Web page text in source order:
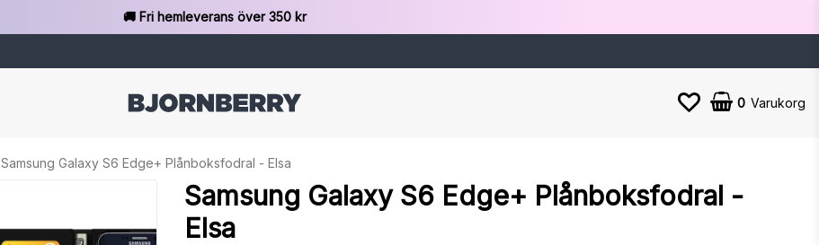
🚚 Fri hemleverans över 350 kr
0 Varukorg
Samsung Galaxy S6 Edge+ Plånboksfodral - Elsa
Samsung Galaxy S6 Edge+ Plånboksfodral -
Elsa